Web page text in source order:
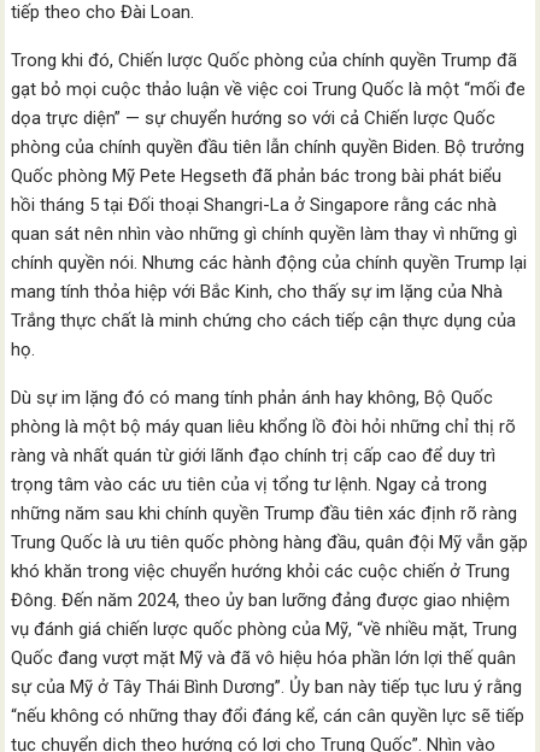
tiếp theo cho Đài Loan.
Trong khi đó, Chiến lược Quốc phòng của chính quyền Trump đã
gạt bỏ mọi cuộc thảo luận về việc coi Trung Quốc là một “mối đe
dọa trực diện” — sự chuyển hướng so với cả Chiến lược Quốc
phòng của chính quyền đầu tiên lẫn chính quyền Biden. Bộ trưởng
Quốc phòng Mỹ Pete Hegseth đã phản bác trong bài phát biểu
hồi tháng 5 tại Đối thoại Shangri-La ở Singapore rằng các nhà
quan sát nên nhìn vào những gì chính quyền làm thay vì những gì
chính quyền nói. Nhưng các hành động của chính quyền Trump lại
mang tính thỏa hiệp với Bắc Kinh, cho thấy sự im lặng của Nhà
Trắng thực chất là minh chứng cho cách tiếp cận thực dụng của
họ.
Dù sự im lặng đó có mang tính phản ánh hay không, Bộ Quốc
phòng là một bộ máy quan liêu khổng lồ đòi hỏi những chỉ thị rõ
ràng và nhất quán từ giới lãnh đạo chính trị cấp cao để duy trì
trọng tâm vào các ưu tiên của vị tổng tư lệnh. Ngay cả trong
những năm sau khi chính quyền Trump đầu tiên xác định rõ ràng
Trung Quốc là ưu tiên quốc phòng hàng đầu, quân đội Mỹ vẫn gặp
khó khăn trong việc chuyển hướng khỏi các cuộc chiến ở Trung
Đông. Đến năm 2024, theo ủy ban lưỡng đảng được giao nhiệm
vụ đánh giá chiến lược quốc phòng của Mỹ, “về nhiều mặt, Trung
Quốc đang vượt mặt Mỹ và đã vô hiệu hóa phần lớn lợi thế quân
sự của Mỹ ở Tây Thái Bình Dương”. Ủy ban này tiếp tục lưu ý rằng
“nếu không có những thay đổi đáng kể, cán cân quyền lực sẽ tiếp
tục chuyển dịch theo hướng có lợi cho Trung Quốc”. Nhìn vào